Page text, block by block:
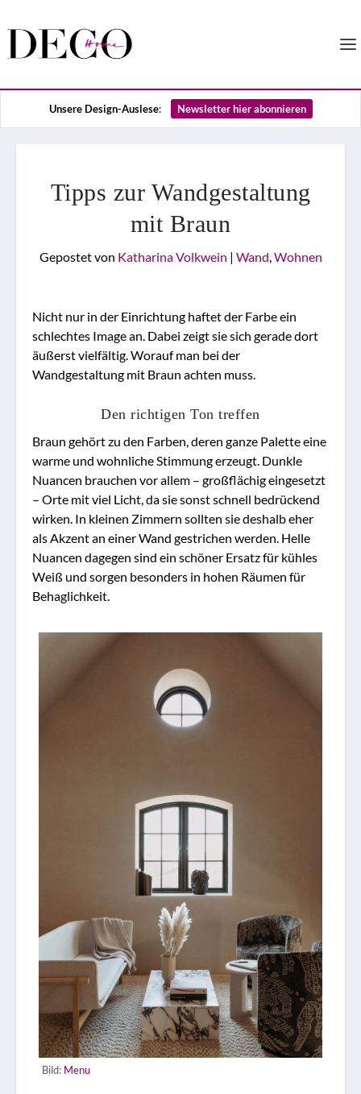
Unsere Design-Auslese: Newsletter hier abonnieren
Tipps zur Wandgestaltung
mit Braun
Gepostet von Katharina Volkwein | Wand,Wohnen
Nicht nur in der Einrichtung haftet der Farbe ein
schlechtes Image an. Dabei zeigt sie sich gerade dort
äußerst vielfältig. Worauf man bei der
Wandgestaltung mit Braun achten muss.
Den richtigen Ton treffen
Braun gehört zu den Farben, deren ganze Palette eine
warme und wohnliche Stimmung erzeugt. Dunkle
Nuancen brauchen vor allem – großflächig eingesetzt
– Orte mit viel Licht, da sie sonst schnell bedrückend
wirken. In kleinen Zimmern sollten sie deshalb eher
als Akzent an einer Wand gestrichen werden. Helle
Nuancen dagegen sind ein schöner Ersatz für kühles
Weiß und sorgen besonders in hohen Räumen für
Behaglichkeit.
Bild: Menu